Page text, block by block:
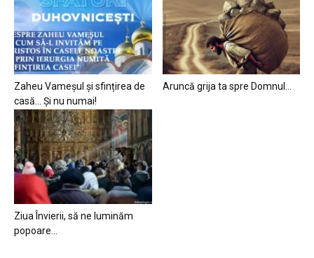
Zaheu Vameșul și sfințirea de
casă… Și nu numai!
Aruncă grija ta spre Domnul…
Ziua Învierii, să ne luminăm
popoare…